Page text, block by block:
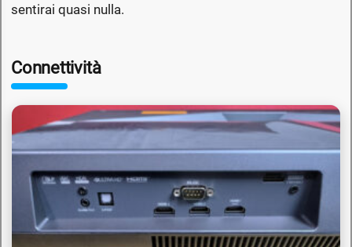
sentirai quasi nulla.
Connettività